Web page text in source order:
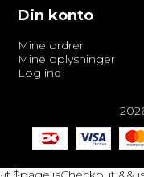
Din konto
Mine ordrer
Mine oplysninger
Log ind